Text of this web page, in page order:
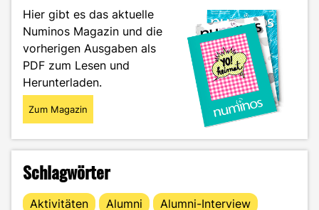
Hier gibt es das aktuelle
Numinos Magazin und die
vorherigen Ausgaben als
PDF zum Lesen und
Herunterladen.
Zum Magazin
Schlagwörter
Aktivitäten Alumni
Alumni-Interview